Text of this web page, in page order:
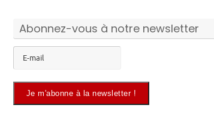
Abonnez-vous à notre newsletter